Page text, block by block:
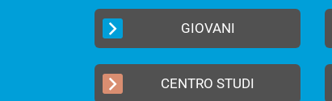
GIOVANI
CENTRO STUDI